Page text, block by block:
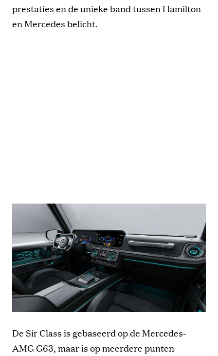
prestaties en de unieke band tussen Hamilton
en Mercedes belicht.
De Sir Class is gebaseerd op de Mercedes-
AMG G63, maar is op meerdere punten